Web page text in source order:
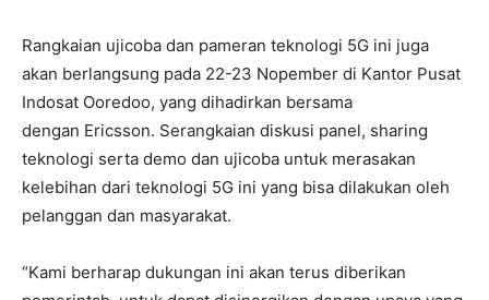
Rangkaian ujicoba dan pameran teknologi 5G ini juga
akan berlangsung pada 22-23 Nopember di Kantor Pusat
Indosat Ooredoo, yang dihadirkan bersama
dengan Ericsson. Serangkaian diskusi panel, sharing
teknologi serta demo dan ujicoba untuk merasakan
kelebihan dari teknologi 5G ini yang bisa dilakukan oleh
pelanggan dan masyarakat.
“Kami berharap dukungan ini akan terus diberikan